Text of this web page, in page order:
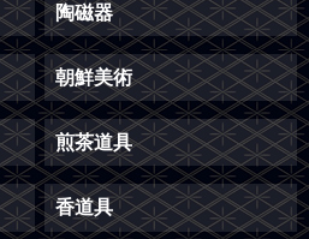
陶磁器
朝鮮美術
煎茶道具
香道具